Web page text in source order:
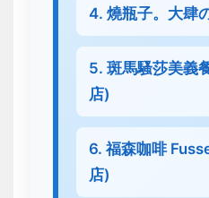
4. 燒瓶子。大肆
5. 斑馬騷莎美義
店)
6. 福森咖啡
店)